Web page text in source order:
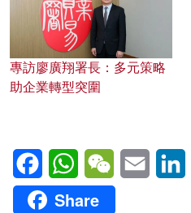
專訪廖廣翔署長：多元策略
助企業轉型突圍
FacebookWhatsAppWeChatEmail
Share